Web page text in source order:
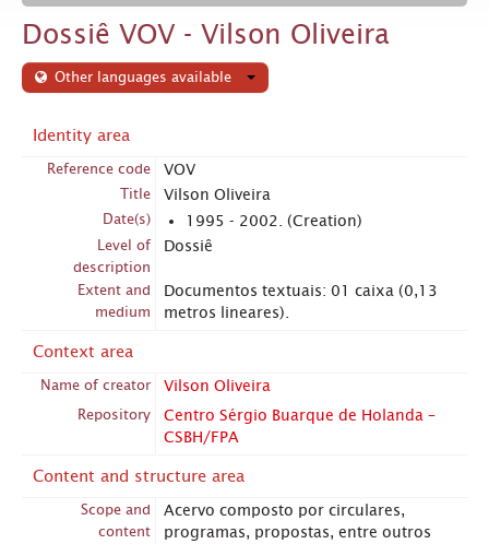
Dossiê VOV - Vilson Oliveira
Other languages available
Identity area
Reference code VOV
Title Vilson Oliveira
Date(s) 1995 - 2002. (Creation)
Level of
description
Dossiê
Extent and
medium
Documentos textuais: 01 caixa (0,13
metros lineares).
Context area
Name of creator Vilson Oliveira
Repository
Centro Sérgio Buarque de Holanda –
CSBH/FPA
Content and structure area
Scope and
content
Acervo composto por circulares,
programas, propostas, entre outros